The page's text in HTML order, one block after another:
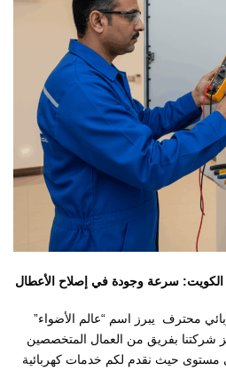
سرعة وجودة في إصلاح الأعطال
محترف يبرز اسم “عالم الأضواء”
شركتنا بفريق من العمال المتخصصين
مستوى حيث نقدم لكم خدمات كهربائية